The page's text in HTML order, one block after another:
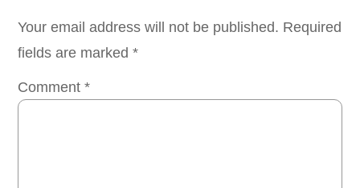
Your email address will not be published. Required
fields are marked*
Comment*